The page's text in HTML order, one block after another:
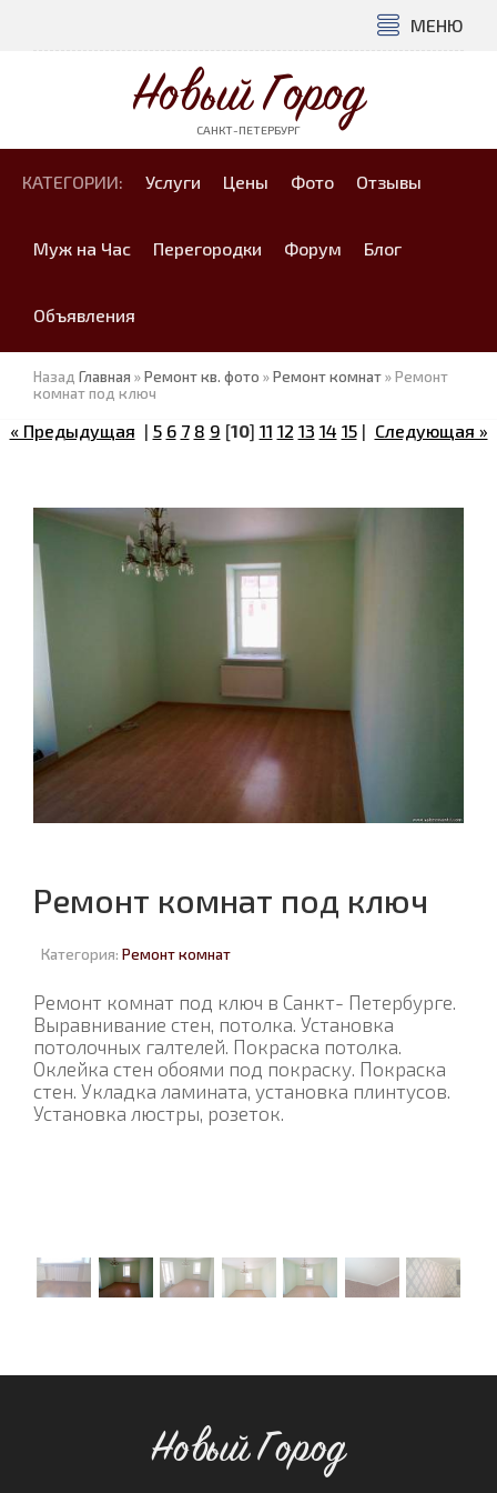
МЕНЮ
Новый Город
САНКТ-ПЕТЕРБУРГ
КАТЕГОРИИ: Услуги Цены Фото Отзывы
Муж на Час Перегородки Форум Блог
Объявления
Назад Главная »Ремонт кв. фото »Ремонт комнат» Ремонт
комнат под ключ
« Предыдущая | 5 6 7 8 9 [10] 11 12 13 14 15| Следующая »
Ремонт комнат под ключ
Категория: Ремонт комнат
Ремонт комнат под ключ в Санкт- Петербурге.
Выравнивание стен, потолка. Установка
потолочных галтелей. Покраска потолка.
Оклейка стен обоями под покраску. Покраска
стен. Укладка ламината, установка плинтусов.
Установка люстры, розеток.
Новый Город